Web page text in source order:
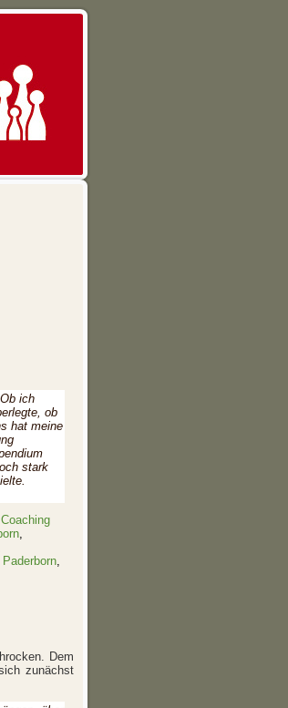
ich
ob
hat meine
stark
Coaching
,
,
Dem
zunächst